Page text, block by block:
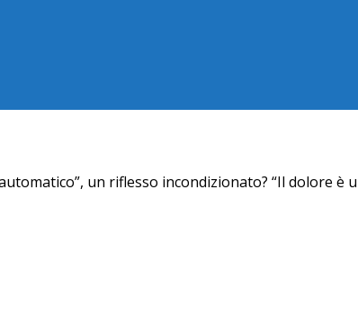
un riflesso incondizionato? “Il dolore